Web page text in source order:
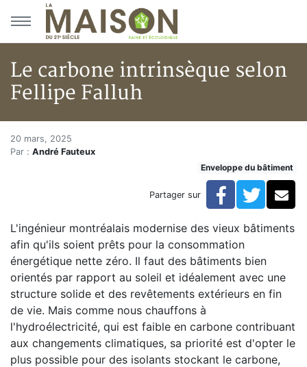
Aller au menu principal
Aller au contenu principal
Le carbone intrinsèque selon
Fellipe Falluh
Accueil
Articles
Le carbone intrinsèque selon Fellipe Falluh
Le carbone intrinsèque selon
20 mars, 2025
Par : André Fauteux
Enveloppe du bâtiment
Partager sur Facebook
L'ingénieur montréalais modernise des vieux bâtiments
afin qu'ils soient prêts pour la consommation
énergétique nette zéro. Il faut des bâtiments bien
orientés par rapport au soleil et idéalement avec une
structure solide et des revêtements extérieurs en fin
de vie. Mais comme nous chauffons à
l'hydroélectricité, qui est faible en carbone contribuant
aux changements climatiques, sa priorité est d'opter le
plus possible pour des isolants stockant le carbone,